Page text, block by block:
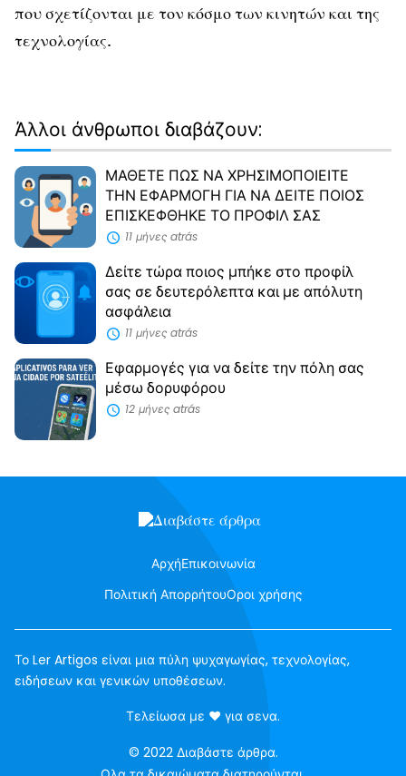
που σχετίζονται με τον κόσμο των κινητών και της
τεχνολογίας.
Άλλοι άνθρωποι διαβάζουν:
ΜΑΘΕΤΕ ΠΩΣ ΝΑ ΧΡΗΣΙΜΟΠΟΙΕΙΤΕ
ΤΗΝ ΕΦΑΡΜΟΓΗ ΓΙΑ ΝΑ ΔΕΙΤΕ ΠΟΙΟΣ
ΕΠΙΣΚΕΦΘΗΚΕ ΤΟ ΠΡΟΦΙΛ ΣΑΣ
11 μήνες atrás
Δείτε τώρα ποιος μπήκε στο προφίλ
σας σε δευτερόλεπτα και με απόλυτη
ασφάλεια
11 μήνες atrás
Εφαρμογές για να δείτε την πόλη σας
μέσω δορυφόρου
12 μήνες atrás
ΑρχήΕπικοινωνία
Πολιτική ΑπορρήτουΟροι χρήσης
Το Ler Artigos είναι μια πύλη ψυχαγωγίας, τεχνολογίας,
ειδήσεων και γενικών υποθέσεων.
Τελείωσα με ♥αγάπη
για σενα.
© 2022 Διαβάστε άρθρα.